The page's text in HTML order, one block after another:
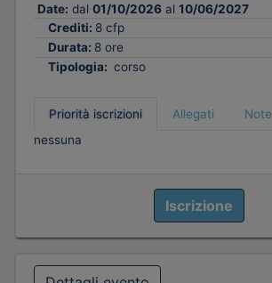
Date: dal 01/10/2026 al 10/06/2027
Crediti: 8 cfp
Durata: 8 ore
Tipologia: corso
Priorità iscrizioni Allegati
Note
nessuna
Iscrizione